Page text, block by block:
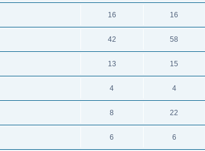
16 16
42 58
13 15
4 4
8 22
6 6